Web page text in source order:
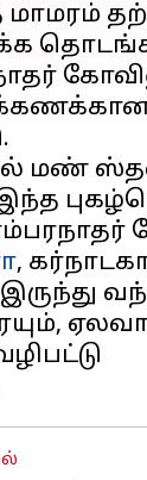
மண்
,